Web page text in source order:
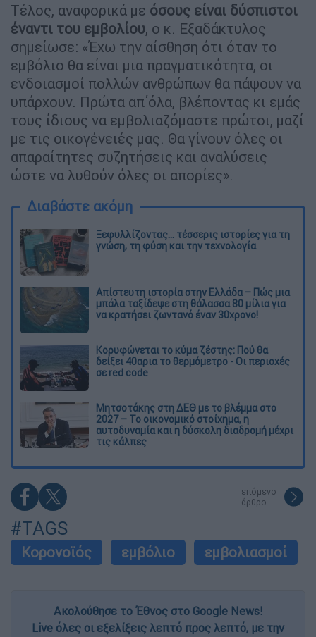
Τέλος, αναφορικά με όσους είναι δύσπιστοι
έναντι του εμβολίου, ο κ. Εξαδάκτυλος
σημείωσε: «Έχω την αίσθηση ότι όταν το
εμβόλιο θα είναι μια πραγματικότητα, οι
ενδοιασμοί πολλών ανθρώπων θα πάψουν να
υπάρχουν. Πρώτα απ΄όλα, βλέποντας κι εμάς
τους ίδιους να εμβολιαζόμαστε πρώτοι, μαζί
με τις οικογένειές μας. Θα γίνουν όλες οι
απαραίτητες συζητήσεις και αναλύσεις
ώστε να λυθούν όλες οι απορίες».
Διαβάστε ακόμη
Ξεφυλλίζοντας... τέσσερις ιστορίες για τη
γνώση, τη φύση και την τεχνολογία
Απίστευτη ιστορία στην Ελλάδα – Πώς μια
μπάλα ταξίδεψε στη θάλασσα 80 μίλια για
να κρατήσει ζωντανό έναν 30χρονο!
Κορυφώνεται το κύμα ζέστης: Πού θα
δείξει 40αρια το θερμόμετρο - Οι περιοχές
σε red code
Μητσοτάκης στη ΔΕΘ με το βλέμμα στο
2027 – Το οικονομικό στοίχημα, η
αυτοδυναμία και η δύσκολη διαδρομή μέχρι
τις κάλπες
επόμενο
άρθρο
#TAGS
Κορονοϊός εμβόλιο εμβολιασμοί
Ακολούθησε το Έθνος στο Google News!
Live όλες οι εξελίξεις λεπτό προς λεπτό, με την